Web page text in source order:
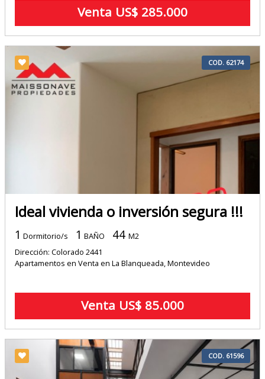
Venta US$ 285.000
COD. 62174
Ideal vivienda o inversión segura !!!
1 Dormitorio/s 1 BAÑO 44 M2
Dirección: Colorado 2441
Apartamentos en Venta en La Blanqueada, Montevideo
Venta US$ 85.000
COD. 61596